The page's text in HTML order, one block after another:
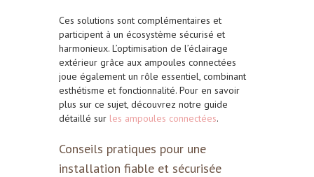
Ces solutions sont complémentaires et
participent à un écosystème sécurisé et
harmonieux. L’optimisation de l’éclairage
extérieur grâce aux ampoules connectées
joue également un rôle essentiel, combinant
esthétisme et fonctionnalité. Pour en savoir
plus sur ce sujet, découvrez notre guide
détaillé sur les ampoules connectées.
Conseils pratiques pour une
installation fiable et sécurisée